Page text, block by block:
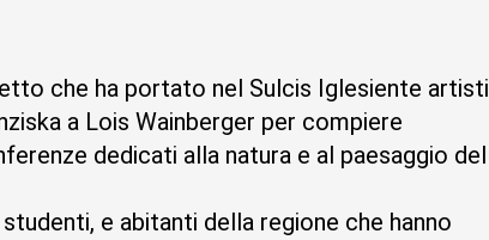
che ha portato nel Sulcis Iglesiente artisti
a Lois Wainberger per compiere
dedicati alla natura e al paesaggio del
e abitanti della regione che hanno